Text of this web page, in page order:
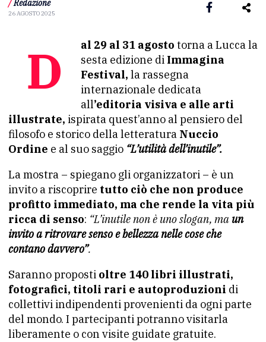
/ Redazione
26 AGOSTO 2025
Dal 29 al 31 agosto torna a Lucca la
sesta edizione di Immagina
Festival, la rassegna
internazionale dedicata
all’editoria visiva e alle arti
illustrate, ispirata quest’anno al pensiero del
filosofo e storico della letteratura Nuccio
Ordine e al suo saggio “L’utilità dell’inutile”.
La mostra – spiegano gli organizzatori – è un
invito a riscoprire tutto ciò che non produce
profitto immediato, ma che rende la vita più
ricca di senso: “L’inutile non è uno slogan, ma un
invito a ritrovare senso e bellezza nelle cose che
contano davvero”.
Saranno proposti oltre 140 libri illustrati,
fotografici, titoli rari e autoproduzioni di
collettivi indipendenti provenienti da ogni parte
del mondo. I partecipanti potranno visitarla
liberamente o con visite guidate gratuite.